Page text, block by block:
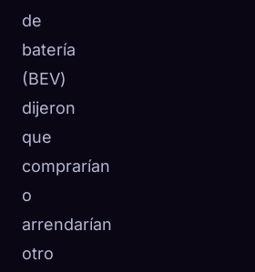
de
batería
(BEV)
dijeron
que
comprarían
o
arrendarían
otro